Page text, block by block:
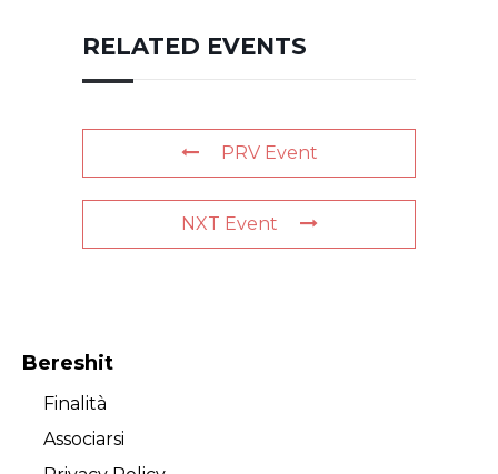
RELATED EVENTS
PRV Event
NXT Event
Bereshit
Finalità
Associarsi